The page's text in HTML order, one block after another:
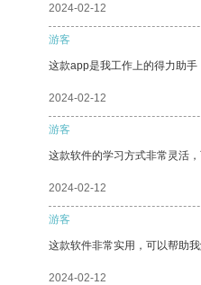
2024-02-12
游客
这款app是我工作上的得力助手
2024-02-12
游客
这款软件的学习方式非常灵活
2024-02-12
游客
这款软件非常实用，可以帮助我
2024-02-12